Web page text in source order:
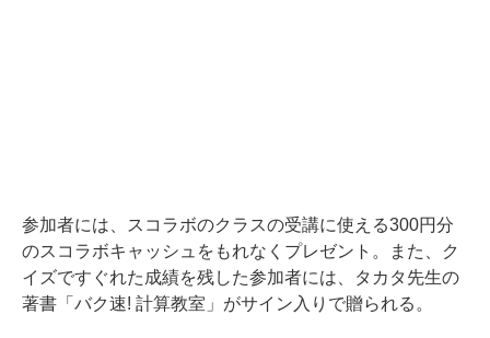
参加者には、スコラボのクラスの受講に使える300円分
のスコラボキャッシュをもれなくプレゼント。また、ク
イズですぐれた成績を残した参加者には、タカタ先生の
著書「バク速! 計算教室」がサイン入りで贈られる。